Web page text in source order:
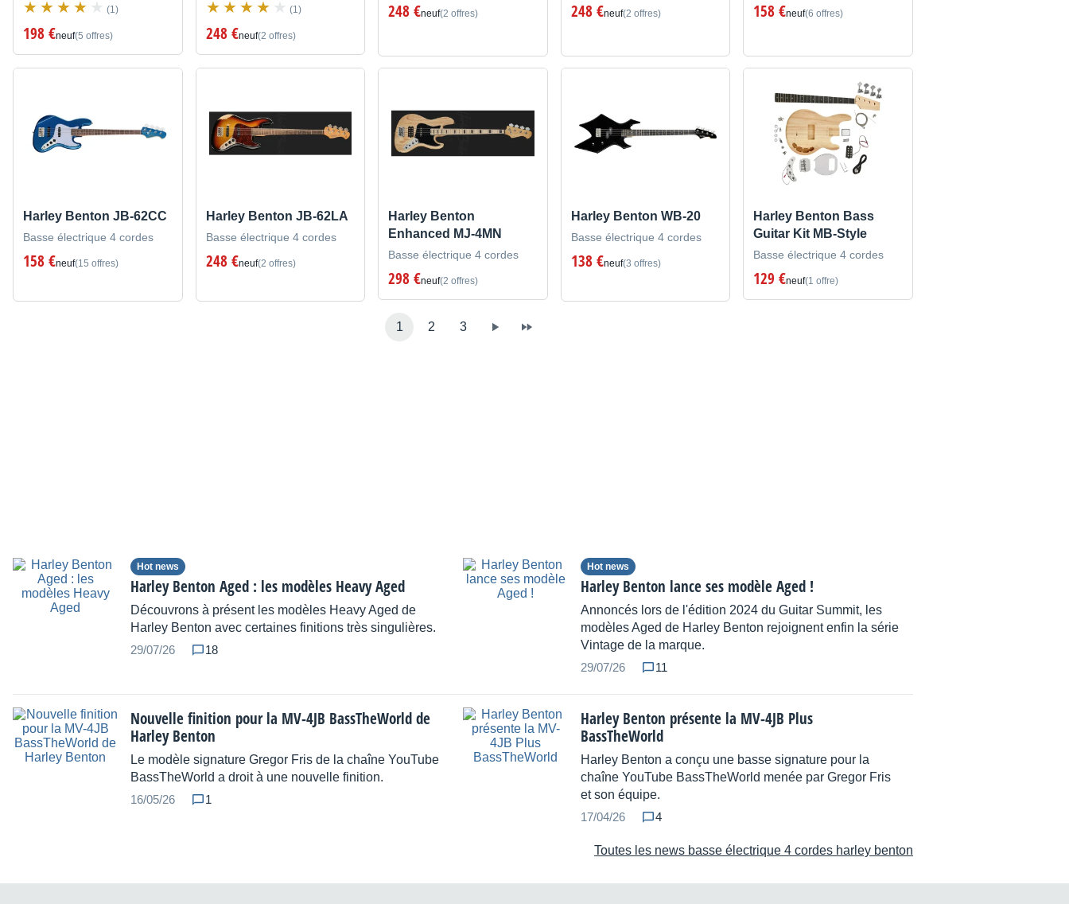
(1)
198 €neuf(5 offres)
(1)
248 €neuf(2 offres)
248 €neuf(2 offres) 248 €neuf(2 offres) 158 €neuf(6 offres)
Harley Benton JB-62CC
Basse électrique 4 cordes
158 €neuf(15 offres)
Harley Benton JB-62LA
Basse électrique 4 cordes
248 €neuf(2 offres)
Harley Benton
Enhanced MJ-4MN
Basse électrique 4 cordes
298 €neuf(2 offres)
Harley Benton WB-20
Basse électrique 4 cordes
138 €neuf(3 offres)
Harley Benton Bass
Guitar Kit MB-Style
Basse électrique 4 cordes
129 €neuf(1 offre)
1 2 3
Hot news
Harley Benton Aged : les modèles Heavy Aged
Découvrons à présent les modèles Heavy Aged de
Harley Benton avec certaines finitions très singulières.
29/07/26
18
Hot news
Harley Benton lance ses modèle Aged !
Annoncés lors de l'édition 2024 du Guitar Summit, les
modèles Aged de Harley Benton rejoignent enfin la série
Vintage de la marque.
29/07/26
11
Nouvelle finition pour la MV-4JB BassTheWorld de
Harley Benton
Le modèle signature Gregor Fris de la chaîne YouTube
BassTheWorld a droit à une nouvelle finition.
16/05/26
1
Harley Benton présente la MV-4JB Plus
BassTheWorld
Harley Benton a conçu une basse signature pour la
chaîne YouTube BassTheWorld menée par Gregor Fris
et son équipe.
17/04/26
4
Toutes les news basse électrique 4 cordes harley benton